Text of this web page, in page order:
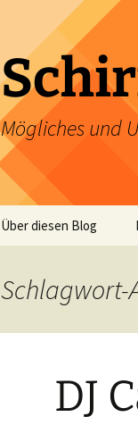
Mögliches und
Über diesen Blog
Schlagwort-
DJ